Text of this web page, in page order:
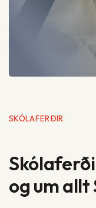
SKÓLAFERÐIR
og um allt